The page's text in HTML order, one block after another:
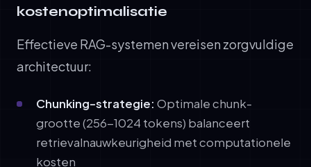
kostenoptimalisatie
Effectieve RAG-systemen vereisen zorgvuldige
architectuur:
Chunking-strategie: Optimale chunk-
grootte (256-1024 tokens) balanceert
retrievalnauwkeurigheid met computationele
kosten